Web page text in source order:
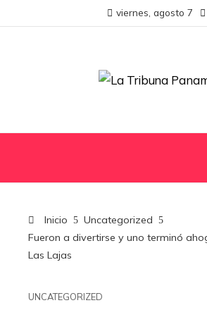
viernes, agosto 7
Inicio
Uncategorized
Fueron a divertirse y uno terminó
Las Lajas
UNCATEGORIZED